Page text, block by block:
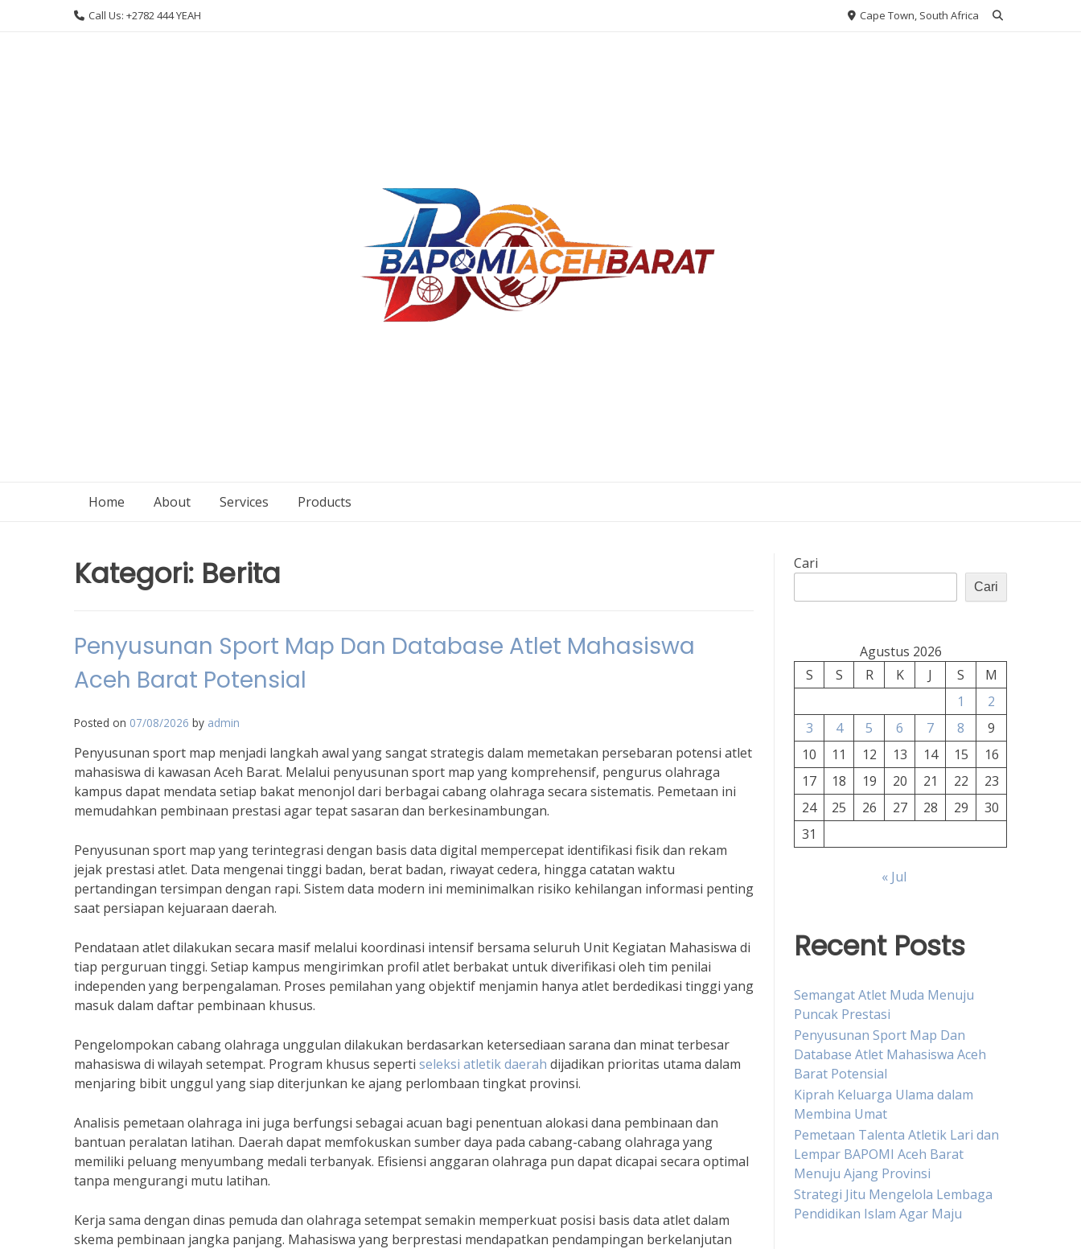
Call Us: +2782 444 YEAH Cape Town, South Africa
Home About Services Products
Kategori: Berita
Penyusunan Sport Map Dan Database Atlet Mahasiswa
Aceh Barat Potensial
Posted on 07/08/2026 by admin
Penyusunan sport map menjadi langkah awal yang sangat strategis dalam memetakan persebaran potensi atlet
mahasiswa di kawasan Aceh Barat. Melalui penyusunan sport map yang komprehensif, pengurus olahraga
kampus dapat mendata setiap bakat menonjol dari berbagai cabang olahraga secara sistematis. Pemetaan ini
memudahkan pembinaan prestasi agar tepat sasaran dan berkesinambungan.
Penyusunan sport map yang terintegrasi dengan basis data digital mempercepat identifikasi fisik dan rekam
jejak prestasi atlet. Data mengenai tinggi badan, berat badan, riwayat cedera, hingga catatan waktu
pertandingan tersimpan dengan rapi. Sistem data modern ini meminimalkan risiko kehilangan informasi penting
saat persiapan kejuaraan daerah.
Pendataan atlet dilakukan secara masif melalui koordinasi intensif bersama seluruh Unit Kegiatan Mahasiswa di
tiap perguruan tinggi. Setiap kampus mengirimkan profil atlet berbakat untuk diverifikasi oleh tim penilai
independen yang berpengalaman. Proses pemilahan yang objektif menjamin hanya atlet berdedikasi tinggi yang
masuk dalam daftar pembinaan khusus.
Pengelompokan cabang olahraga unggulan dilakukan berdasarkan ketersediaan sarana dan minat terbesar
mahasiswa di wilayah setempat. Program khusus seperti seleksi atletik daerah dijadikan prioritas utama dalam
menjaring bibit unggul yang siap diterjunkan ke ajang perlombaan tingkat provinsi.
Analisis pemetaan olahraga ini juga berfungsi sebagai acuan bagi penentuan alokasi dana pembinaan dan
bantuan peralatan latihan. Daerah dapat memfokuskan sumber daya pada cabang-cabang olahraga yang
memiliki peluang menyumbang medali terbanyak. Efisiensi anggaran olahraga pun dapat dicapai secara optimal
tanpa mengurangi mutu latihan.
Kerja sama dengan dinas pemuda dan olahraga setempat semakin memperkuat posisi basis data atlet dalam
skema pembinaan jangka panjang. Mahasiswa yang berprestasi mendapatkan pendampingan berkelanjutan
Cari
Cari
Agustus 2026
S
S R K J S
M
1
2
3
4 5 6 7 8
9
10
11 12 13 14 15
16
17
18 19 20 21 22
23
24
25 26 27 28 29
30
31
« Jul
Recent Posts
Semangat Atlet Muda Menuju
Puncak Prestasi
Penyusunan Sport Map Dan
Database Atlet Mahasiswa Aceh
Barat Potensial
Kiprah Keluarga Ulama dalam
Membina Umat
Pemetaan Talenta Atletik Lari dan
Lempar BAPOMI Aceh Barat
Menuju Ajang Provinsi
Strategi Jitu Mengelola Lembaga
Pendidikan Islam Agar Maju